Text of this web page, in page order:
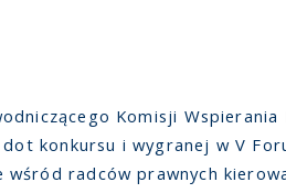
Komisji
konkursu i wygranej w V
radców prawnych